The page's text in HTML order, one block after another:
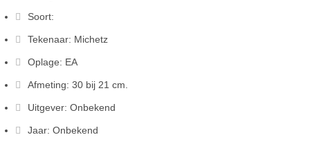
Soort:
Tekenaar: Michetz
Oplage: EA
Afmeting: 30 bij 21 cm.
Uitgever: Onbekend
Jaar: Onbekend